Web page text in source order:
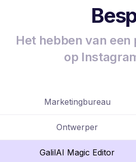
Het hebben van
op
Marketingbureau
Ontwerper
GalilAI Magic Editor